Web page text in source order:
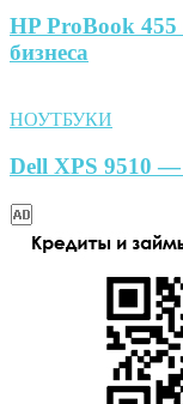
HP ProBook 455
бизнеса
НОУТБУКИ
Dell XPS 9510 —